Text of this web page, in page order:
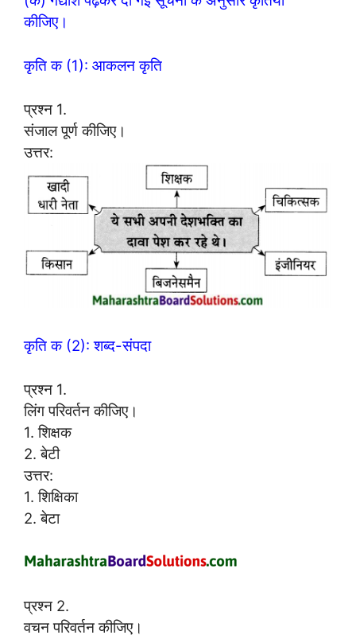
कीजिए।
कृति क (1): आकलन कृति
प्रश्न 1.
संजाल पूर्ण कीजिए।
उत्तर:
कृति क (2): शब्द-संपदा
प्रश्न 1.
लिंग परिवर्तन कीजिए।
1. शिक्षक
2. बेटी
उत्तर:
1. शिक्षिका
2. बेटा
प्रश्न 2.
वचन परिवर्तन कीजिए।